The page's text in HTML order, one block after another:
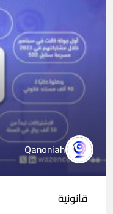
Qanoniah
قانونية